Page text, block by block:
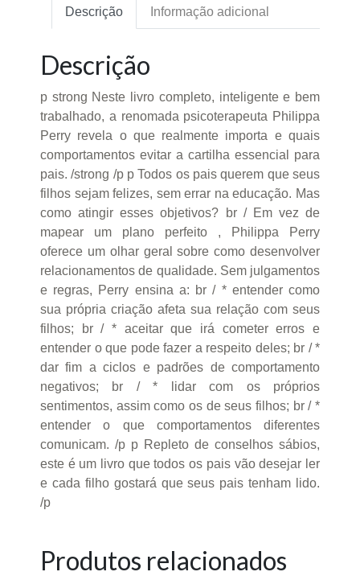
Descrição Informação adicional
Descrição
p strong Neste livro completo, inteligente e bem
trabalhado, a renomada psicoterapeuta Philippa
Perry revela o que realmente importa e quais
comportamentos evitar a cartilha essencial para
pais. /strong /p p Todos os pais querem que seus
filhos sejam felizes, sem errar na educação. Mas
como atingir esses objetivos? br / Em vez de
mapear um plano perfeito , Philippa Perry
oferece um olhar geral sobre como desenvolver
relacionamentos de qualidade. Sem julgamentos
e regras, Perry ensina a: br / * entender como
sua própria criação afeta sua relação com seus
filhos; br / * aceitar que irá cometer erros e
entender o que pode fazer a respeito deles; br / *
dar fim a ciclos e padrões de comportamento
negativos; br / * lidar com os próprios
sentimentos, assim como os de seus filhos; br / *
entender o que comportamentos diferentes
comunicam. /p p Repleto de conselhos sábios,
este é um livro que todos os pais vão desejar ler
e cada filho gostará que seus pais tenham lido.
/p
Produtos relacionados